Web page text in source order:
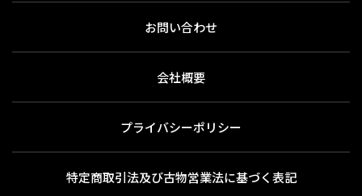
お問い合わせ
会社概要
プライバシーポリシー
特定商取引法及び古物営業法に基づく表記